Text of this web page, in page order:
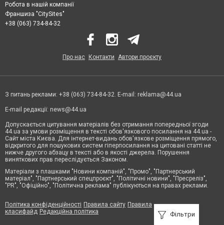
Фільтри
Робота в нашій компанії
Франшиза "CitySites"
+38 (063) 734-84-32
Про нас Контакти Автори проєкту
З питань реклами: +38 (063) 734-84-32. E-mail: reklama@44.ua
E-mail редакції: news@44.ua
Допускається цитування матеріалів без отримання попередньої згоди
44.ua за умови розміщення в тексті обов'язкового посилання на 44.ua -
Сайт міста Києва. Для інтернет-видань обов'язкове розміщення прямого,
відкритого для пошукових систем гіперпосилання на цитовані статті не
нижче другого абзацу в тексті або в якості джерела. Порушення
виняткових прав переслідується Законом.
Матеріали з плашками "Новини компаній", "Промо", "Партнерський
матеріал", "Партнерський спецпроєкт", "Політичні новини", "Пресреліз",
"PR", "Офіційно", "Політична реклама" публікуються на правах реклами.
Політика конфіденційності Правила сайту Правила
класифайд Редакційна політика